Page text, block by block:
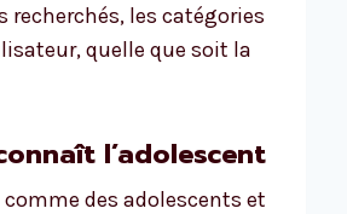
recherchés, les catégories
quelle que soit la
l’adolescent
comme des adolescents et